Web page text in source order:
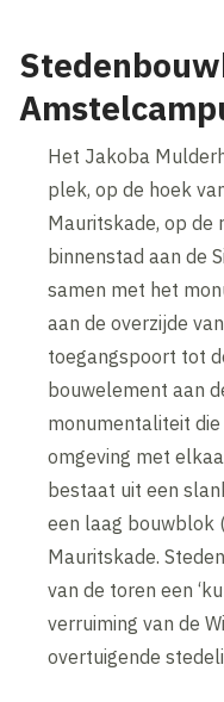
Het Jakoba
plek, op de hoek
Mauritskade, op de
binnenstad aan de
samen met het
aan de overzijde
toegangspoort tot
bouwelement aan
monumentaliteit
omgeving met
bestaat uit een
een laag bouwblok
Mauritskade.
van de toren een
verruiming van de
overtuigende